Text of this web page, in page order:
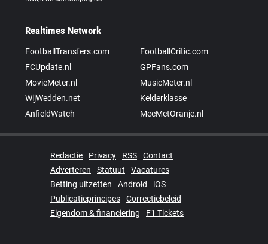
Realtimes Network
FootballTransfers.com
FootballCritic.com
FCUpdate.nl
GPFans.com
MovieMeter.nl
MusicMeter.nl
WijWedden.net
Kelderklasse
AnfieldWatch
MeeMetOranje.nl
Redactie Privacy RSS
Contact
Adverteren
Statuut
Vacatures
Betting uitzetten
Android
iOS
Publicatieprincipes
Correctiebeleid
Eigendom & financiering
F1 Tickets